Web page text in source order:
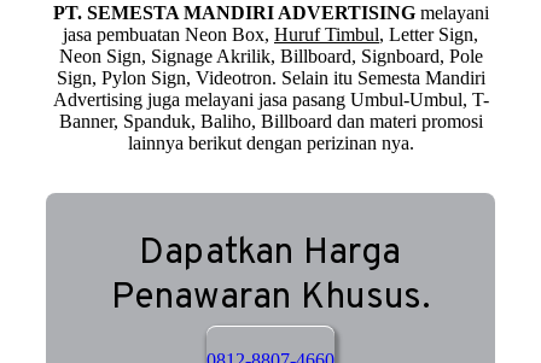
PT. SEMESTA MANDIRI ADVERTISINGmelayani
jasa pembuatan Neon Box, Huruf Timbul, Letter Sign,
Neon Sign, Signage Akrilik, Billboard, Signboard, Pole
Sign, Pylon Sign, Videotron. Selain itu Semesta Mandiri
Advertising juga melayani jasa pasang Umbul-Umbul, T-
Banner, Spanduk, Baliho, Billboard dan materi promosi
lainnya berikut dengan perizinan nya.
Dapatkan Harga
Penawaran Khusus.